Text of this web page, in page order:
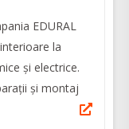
EDURAL
la
și electrice.
și montaj